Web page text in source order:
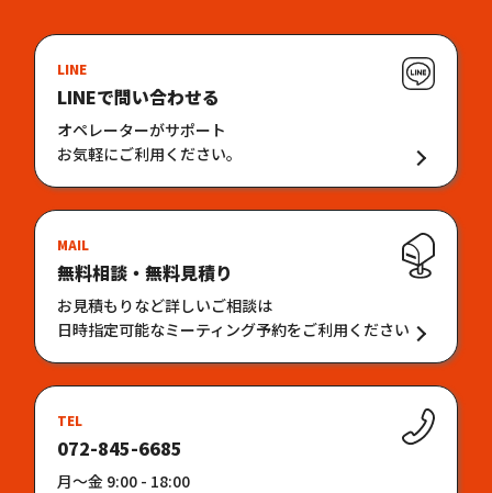
LINE
LINEで問い合わせる
オペレーターがサポート
お気軽にご利用ください。
MAIL
無料相談・無料見積り
お見積もりなど詳しいご相談は
日時指定可能なミーティング予約をご利用ください
TEL
072-845-6685
月〜金 9:00 - 18:00